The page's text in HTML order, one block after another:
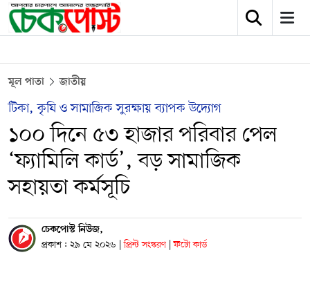
মূল পাতা জাতীয়
টিকা, কৃষি ও সামাজিক সুরক্ষায় ব্যাপক উদ্যোগ
১০০ দিনে ৫৩ হাজার পরিবার পেল
‘ফ্যামিলি কার্ড’, বড় সামাজিক
সহায়তা কর্মসূচি
চেকপোস্ট নিউজ,
প্রকাশ : ২৯ মে ২০২৬ | প্রিন্ট সংস্করণ | ফটো কার্ড